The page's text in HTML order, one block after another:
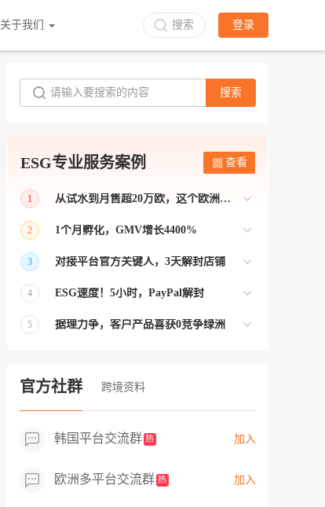
关于我们 搜索 登录
搜索
ESG专业服务案例 查看
1
从试水到月售超20万欧，这个欧洲本土平台被低估了
2
1个月孵化，GMV增长4400%
业】 >> Gmarket卖家店铺经过ESG跨境客
3
对接平台官方关键人，3天解封店铺
跨境帮我解决了韩国平台店铺异常问题
4
ESG速度！5小时，PayPal解封
ESG拥有Paypal支付和Onbuy平台双绿通道
5
据理力争，客户产品喜获0竞争绿洲
取机会，卖家成功上架市场热卖而平台稀
缺产品，拓展了西班牙新商机！
官方社群 跨境资料
韩国平台交流群 热 加入
欧洲多平台交流群 热 加入